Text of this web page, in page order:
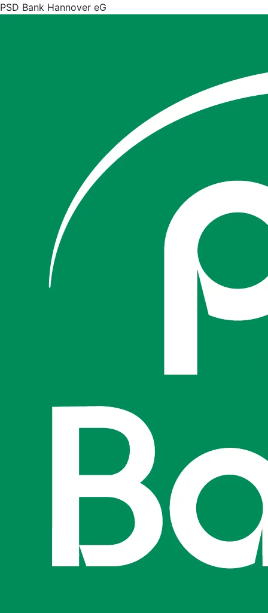
PSD Bank Hannover eG